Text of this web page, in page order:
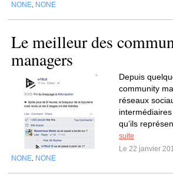
NONE NONE
Le meilleur des
managers
Depuis
community
réseaux
qu’ils
suite
Le 22 janvier
NONE NONE